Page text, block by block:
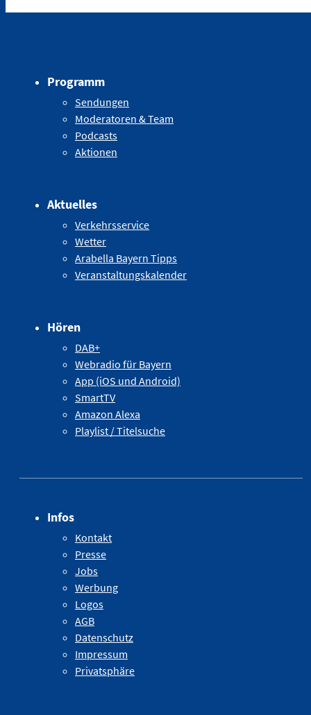
Programm
Sendungen
Moderatoren & Team
Podcasts
Aktionen
Aktuelles
Verkehrsservice
Wetter
Arabella Bayern Tipps
Veranstaltungskalender
Hören
DAB+
Webradio für Bayern
App (iOS und Android)
SmartTV
Amazon Alexa
Playlist / Titelsuche
Infos
Kontakt
Presse
Jobs
Werbung
Logos
AGB
Datenschutz
Impressum
Privatsphäre